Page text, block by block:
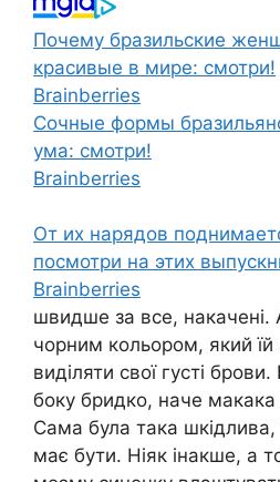
Почему бразильские
красивые в мире: смотри!
Brainberries
Сочные формы
ума: смотри!
Brainberries
От их нарядов
посмотри на этих
Brainberries
швидше за все,
чорним кольором, який їй
виділяти свої густі
боку бридко, наче
Сама була така шкідлива,
має бути. Ніяк інакше, а